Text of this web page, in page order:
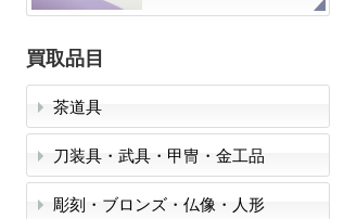
買取品目
茶道具
刀装具・武具・甲冑・金工品
彫刻・ブロンズ・仏像・人形